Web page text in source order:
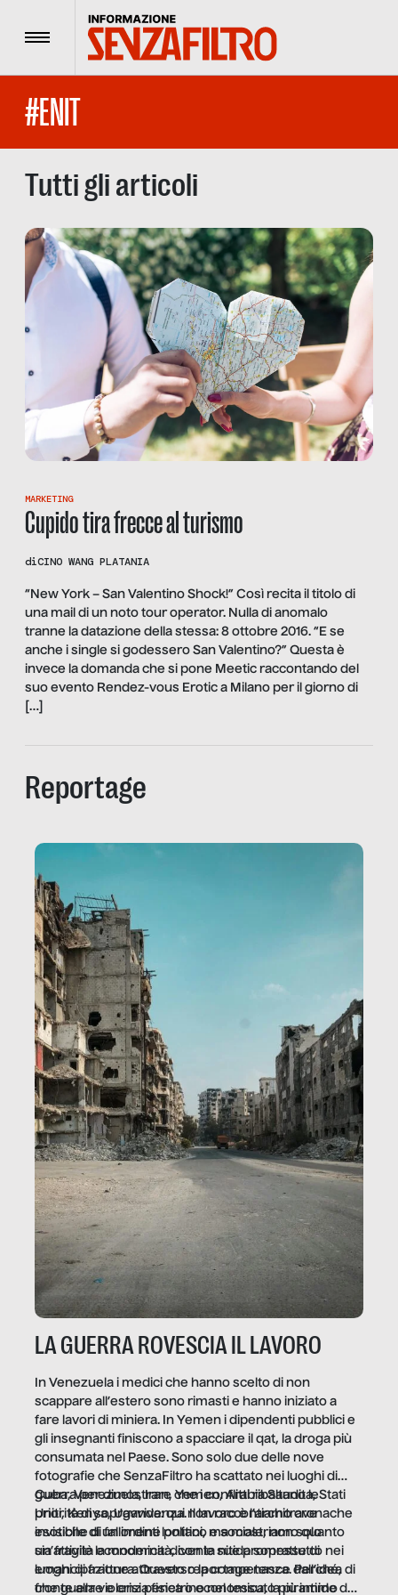
Menu
#ENIT
Tutti gli articoli
MARKETING
Cupido tira frecce al turismo
diCINO WANG PLATANIA
“New York – San Valentino Shock!” Così recita il titolo di
una mail di un noto tour operator. Nulla di anomalo
tranne la datazione della stessa: 8 ottobre 2016. “E se
anche i single si godessero San Valentino?” Questa è
invece la domanda che si pone Meetic raccontando del
suo evento Rendez-vous Erotic a Milano per il giorno di
[…]
Reportage
LA GUERRA ROVESCIA IL LAVORO
In Venezuela i medici che hanno scelto di non
scappare all’estero sono rimasti e hanno iniziato a
fare lavori di miniera. In Yemen i dipendenti pubblici e
gli insegnanti finiscono a spacciare il qat, la droga più
consumata nel Paese. Sono solo due delle nove
fotografie che SenzaFiltro ha scattato nei luoghi di
guerra per dimostrare che i conflitti ribaltano le
priorità di sopravvivenza. Il lavoro è l’architrave
invisibile di un ordine politico e sociale, non solo
un’attività economica: diventa nitida soprattutto nei
luoghi di frattura. Questo reportage nasce dall’idea
che guerre e crisi penetrino nel tessuto più intimo
Cuba, Venezuela, Iran, Yemen, Arabia Saudita, Stati
Uniti, Kenya, Uganda: qui non raccontiamo cronache
esotiche di fallimenti lontani, ma mostriamo quanto
sia fragile la modernità, con le sue promesse di
emancipazione attraverso la competenza. Perché, di
fronte alla violenza fisica o economica, la piramide del